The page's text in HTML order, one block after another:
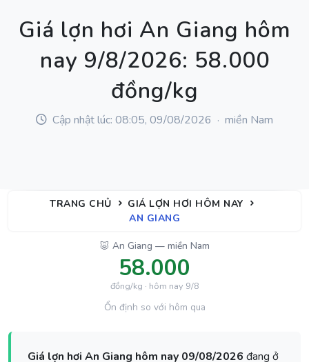
Giá lợn hơi An Giang hôm
nay 9/8/2026: 58.000
đồng/kg
Cập nhật lúc: 08:05, 09/08/2026 · miền Nam
TRANG CHỦ
GIÁ LỢN HƠI HÔM NAY
AN GIANG
🐷 An Giang — miền Nam
58.000
đồng/kg · hôm nay 9/8
Ổn định so với hôm qua
Giá lợn hơi An Giang hôm nay 09/08/2026 đang ở